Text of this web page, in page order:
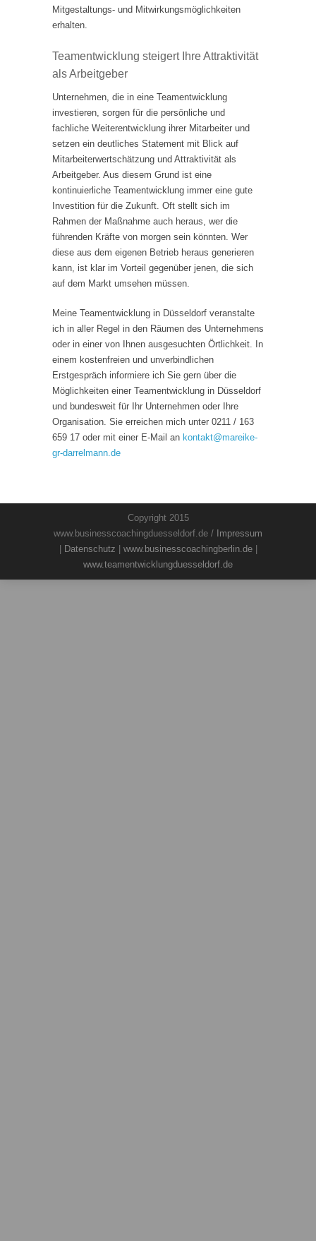
Mitgestaltungs- und Mitwirkungsmöglichkeiten
erhalten.
Teamentwicklung steigert Ihre Attraktivität
als Arbeitgeber
Unternehmen, die in eine Teamentwicklung
investieren, sorgen für die persönliche und
fachliche Weiterentwicklung ihrer Mitarbeiter und
setzen ein deutliches Statement mit Blick auf
Mitarbeiterwertschätzung und Attraktivität als
Arbeitgeber. Aus diesem Grund ist eine
kontinuierliche Teamentwicklung immer eine gute
Investition für die Zukunft. Oft stellt sich im
Rahmen der Maßnahme auch heraus, wer die
führenden Kräfte von morgen sein könnten. Wer
diese aus dem eigenen Betrieb heraus generieren
kann, ist klar im Vorteil gegenüber jenen, die sich
auf dem Markt umsehen müssen.
Meine Teamentwicklung in Düsseldorf veranstalte
ich in aller Regel in den Räumen des Unternehmens
oder in einer von Ihnen ausgesuchten Örtlichkeit. In
einem kostenfreien und unverbindlichen
Erstgespräch informiere ich Sie gern über die
Möglichkeiten einer Teamentwicklung in Düsseldorf
und bundesweit für Ihr Unternehmen oder Ihre
Organisation. Sie erreichen mich unter 0211 / 163
659 17 oder mit einer E-Mail an kontakt@mareike-
gr-darrelmann.de
Copyright 2015
www.businesscoachingduesseldorf.de / Impressum
Datenschutz www.businesscoachingberlin.de|
www.teamentwicklungduesseldorf.de